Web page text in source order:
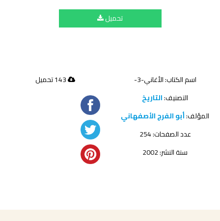
تحميل
اسم الكتاب: الأغاني-3-
التصنيف:التاريخ
المؤلف:أبو الفرج الأصفهاني
عدد الصفحات: 254
سنة النشر: 2002